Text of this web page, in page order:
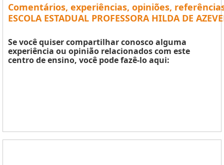
Comentários, experiências, opiniões,
ESCOLA ESTADUAL PROFESSORA HILDA DE
Se você quiser compartilhar conosco alguma
experiência ou opinião relacionados com este
centro de ensino, você pode fazê-lo aqui: